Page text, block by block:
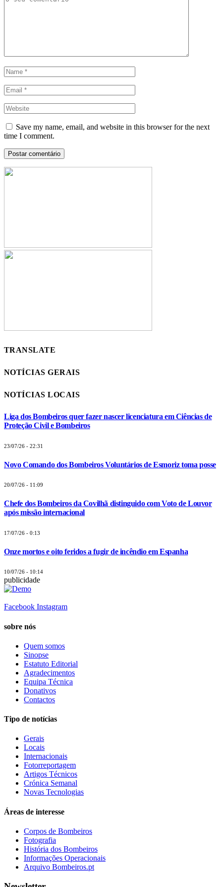
Save my name, email, and website in this browser for the next
time I comment.
TRANSLATE
NOTÍCIAS GERAIS
NOTÍCIAS LOCAIS
Liga dos Bombeiros quer fazer nascer licenciatura em Ciências de
Proteção Civil e Bombeiros
23/07/26 - 22:31
Novo Comando dos Bombeiros Voluntários de Esmoriz toma posse
20/07/26 - 11:09
Chefe dos Bombeiros da Covilhã distinguido com Voto de Louvor
após missão internacional
17/07/26 - 0:13
Onze mortos e oito feridos a fugir de incêndio em Espanha
10/07/26 - 10:14
publicidade
Facebook Instagram
sobre nós
Quem somos
Sinopse
Estatuto Editorial
Agradecimentos
Equipa Técnica
Donativos
Contactos
Tipo de notícias
Gerais
Locais
Internacionais
Fotorreportagem
Artigos Técnicos
Crónica Semanal
Novas Tecnologias
Áreas de interesse
Corpos de Bombeiros
Fotografia
História dos Bombeiros
Informações Operacionais
Arquivo Bombeiros.pt